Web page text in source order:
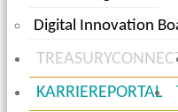
Digital Innovation
KARRIEREPORTAL